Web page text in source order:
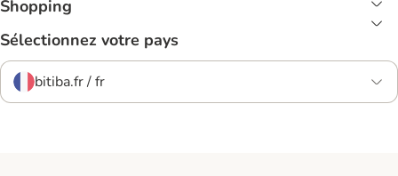
Shopping
Sélectionnez votre pays
bitiba.fr / fr